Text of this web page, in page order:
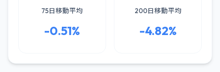
75日移動平均
-0.51%
200日移動平均
-4.82%